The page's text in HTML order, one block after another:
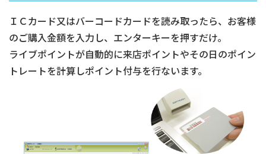
ＩＣカード又はバーコードカードを読み取ったら、お客様
のご購入金額を入力し、エンターキーを押すだけ。
ライブポイントが自動的に来店ポイントやその日のポイン
トレートを計算しポイント付与を行ないます。